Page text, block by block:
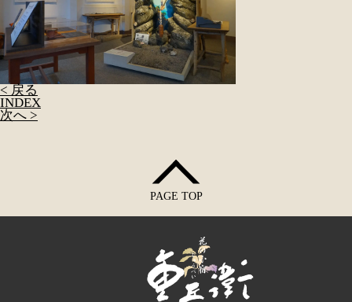
< 戻る
INDEX
次へ >
PAGE TOP